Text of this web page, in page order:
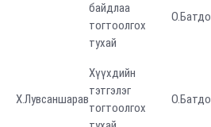
байдлаа
тогтоолгох
тухай
Х.Лувсаншарав
Хүүхдийн
тэтгэлэг
тогтоолгох